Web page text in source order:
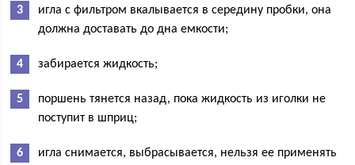
игла с фильтром вкалывается в середину пробки, она
должна доставать до дна емкости;
забирается жидкость;
поршень тянется назад, пока жидкость из иголки не
поступит в шприц;
игла снимается, выбрасывается, нельзя ее применять